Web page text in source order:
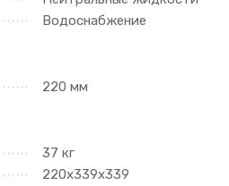
Водоснабжение
220 мм
37 кг
220х339х339